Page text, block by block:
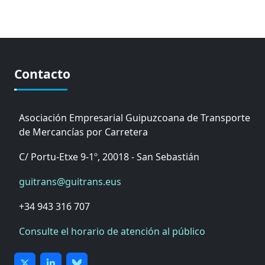
Contacto
Asociación Empresarial Guipuzcoana de Transporte
de Mercancías por Carretera
C/ Portu-Etxe 9-1º, 20018 - San Sebastián
guitrans@guitrans.eus
+34 943 316 707
Consulte el horario de atención al público